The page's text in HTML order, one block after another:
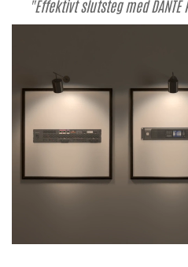
"Effektivt slutsteg med